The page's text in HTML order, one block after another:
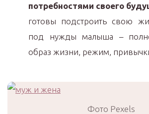
потребностями своего
готовы подстроить свою
под нужды малыша –
образ жизни, режим,
Фото Pexels